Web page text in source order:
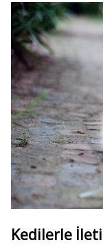
Kedilerle